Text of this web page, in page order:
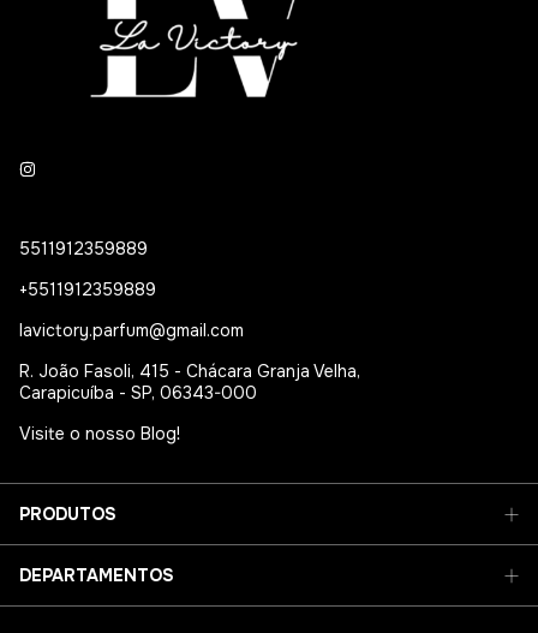
5511912359889
+5511912359889
lavictory.parfum@gmail.com
R. João Fasoli, 415 - Chácara Granja Velha,
Carapicuíba - SP, 06343-000
Visite o nosso Blog!
PRODUTOS
DEPARTAMENTOS